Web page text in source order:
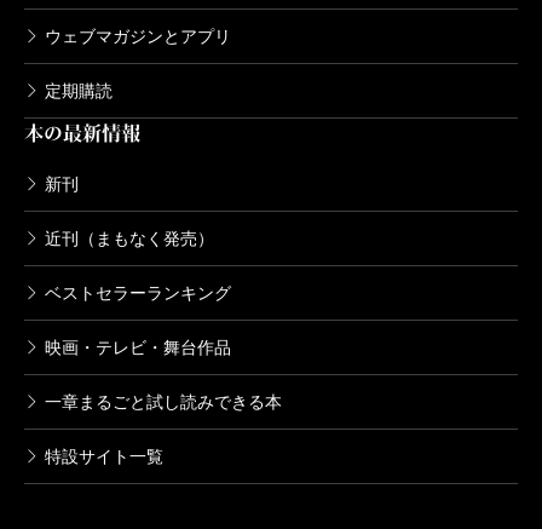
刑判決が確定し、全ての裁判が終わりました。気がつ
けば、娘の事件から既に12年が経っていました。「も
う裁判と関わらなくてもいい」そう思うと、大きな安
堵感に包まれ、また一歩前に踏み出すことができまし
た。
今は、「娘が安心して見守れるような毎日を過ごそ
う！」と心に決めて日々を送っています。趣味のゴル
路会」と銘打った元の職場の友人達と食事会を開いた
り、旅行に行ったりと、残りの人生を楽しんでいま
す。
そして、欠かすことができないのは、犯罪被害者ご
ウェブマガジンとアプリ
定期購読
本の最新情報
新刊
近刊（まもなく発売）
ベストセラーランキング
映画・テレビ・舞台作品
一章まるごと試し読みできる本
特設サイト一覧